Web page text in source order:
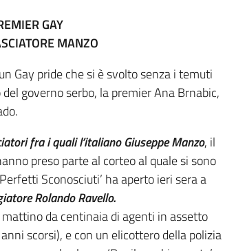
GAY
MANZO
Gay pride che si è svolto senza i temuti
governo serbo, la premier Ana Brnabic,
fra i quali l’italiano Giuseppe Manzo, il
preso parte al corteo al quale si sono
Sconosciuti’ ha aperto ieri sera a
Rolando Ravello.
da centinaia di agenti in assetto
scorsi), e con un elicottero della polizia